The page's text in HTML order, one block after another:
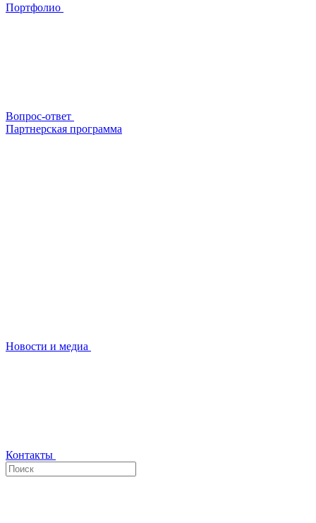
Портфолио
Вопрос-ответ
Партнерская программа
Новости и медиа
Контакты